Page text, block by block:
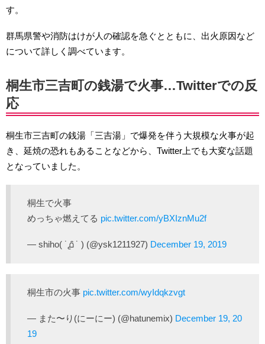
す。
群馬県警や消防はけが人の確認を急ぐとともに、出火原因など
について詳しく調べています。
桐生市三吉町の銭湯で火事…Twitterでの反
応
桐生市三吉町の銭湯「三吉湯」で爆発を伴う大規模な火事が起
き、延焼の恐れもあることなどから、Twitter上でも大変な話題
となっていました。
桐生で火事
めっちゃ燃えてる pic.twitter.com/yBXIznMu2f
— shiho( ˙൧̑ ˙ ) (@ysk1211927) December 19, 2019
桐生市の火事 pic.twitter.com/wyIdqkzvgt
— また〜り(にーにー) (@hatunemix) December 19, 20
19